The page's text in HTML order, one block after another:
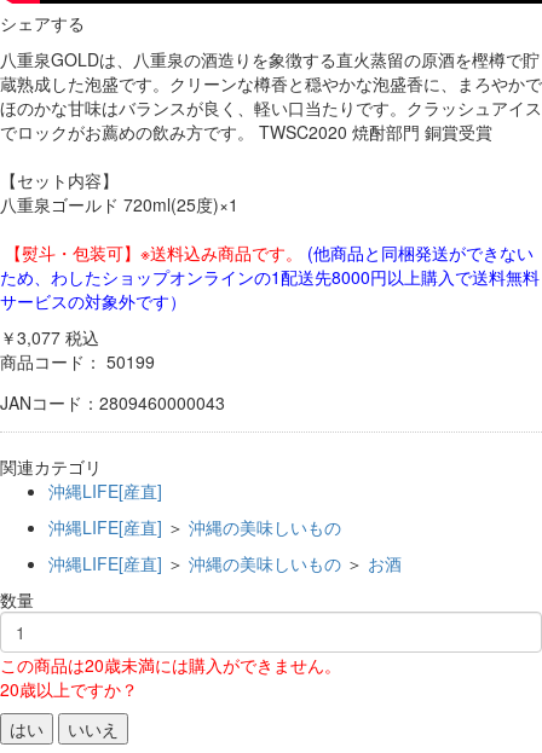
シェアする
八重泉GOLDは、八重泉の酒造りを象徴する直火蒸留の原酒を樫樽で貯
蔵熟成した泡盛です。クリーンな樽香と穏やかな泡盛香に、まろやかで
ほのかな甘味はバランスが良く、軽い口当たりです。クラッシュアイス
でロックがお薦めの飲み方です。 TWSC2020 焼酎部門 銅賞受賞
【セット内容】
八重泉ゴールド 720ml(25度)×1
【熨斗・包装可】※送料込み商品です。
(他商品と同梱発送ができない
ため、わしたショップオンラインの1配送先8000円以上購入で送料無料
サービスの対象外です）
￥3,077 税込
商品コード： 50199
JANコード：2809460000043
関連カテゴリ
沖縄LIFE[産直]
沖縄LIFE[産直] ＞ 沖縄の美味しいもの
沖縄LIFE[産直] ＞ 沖縄の美味しいもの ＞ お酒
数量
この商品は20歳未満には購入ができません。
20歳以上ですか？
はい
いいえ